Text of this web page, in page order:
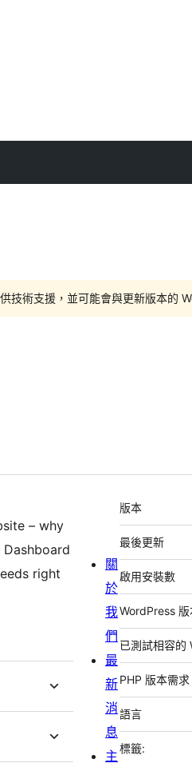
技術支援，並可能會與更新版本的
– why
right
中
繼
資
料
版本
最後更新
啟用安裝數
WordPress
已測試相容的
PHP 版本需求
語言
標籤:
關
於
我
們
最
新
消
息
主